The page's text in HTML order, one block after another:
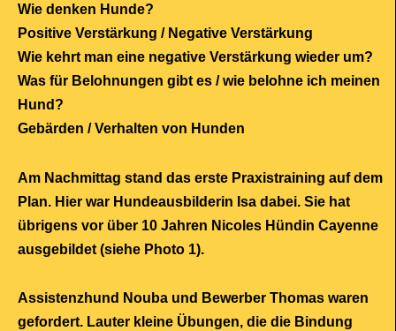
Wie denken Hunde?
Positive Verstärkung / Negative Verstärkung
Wie kehrt man eine negative Verstärkung wieder um?
Was für Belohnungen gibt es / wie belohne ich meinen
Hund?
Gebärden / Verhalten von Hunden
Am Nachmittag stand das erste Praxistraining auf dem
Plan. Hier war Hundeausbilderin Isa dabei. Sie hat
übrigens vor über 10 Jahren Nicoles Hündin Cayenne
ausgebildet (siehe Photo 1).
Assistenzhund Nouba und Bewerber Thomas waren
gefordert. Lauter kleine Übungen, die die Bindung